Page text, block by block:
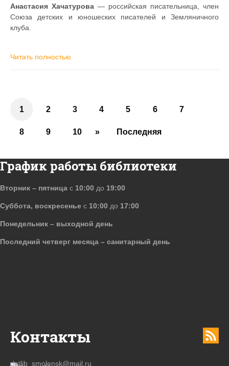
Анастасия Хачатурова — российская писательница, член
Союза детских и юношеских писателей и Земляничного
клуба.
Читать полностью
1 2 3 4 5 6 7
8 9 10 » Последняя
Контакты
detlib_smolensk@mail.ru
График работы библиотеки
Вторник – пятница с 10:00 до 19:00
Суббота, воскресенье с 10:00 до 17:00
Понедельник – выходной день
Последний четверг месяца – санитарный день